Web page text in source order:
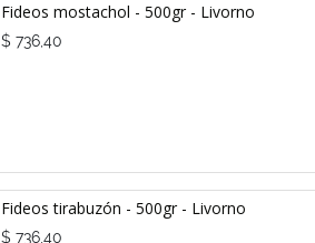
Fideos mostachol - 500gr - Livorno
$ 736,40
Fideos tirabuzón - 500gr - Livorno
$ 736,40